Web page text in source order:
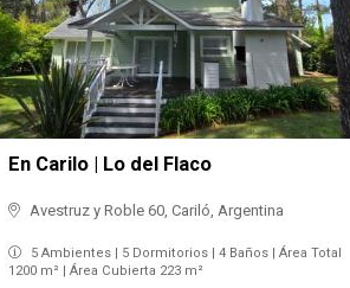
En Carilo | Lo del Flaco
Avestruz y Roble 60, Cariló, Argentina
5 Ambientes | 5 Dormitorios | 4 Baños | Área Total
1200 m² | Área Cubierta 223 m²